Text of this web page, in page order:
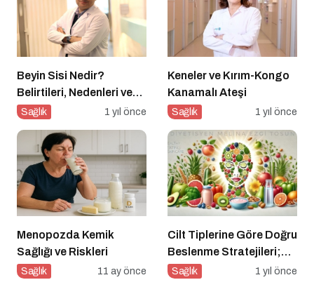
Beyin Sisi Nedir?
Belirtileri, Nedenleri ve
Korunma Yolları
Sağlık 1 yıl önce
Keneler ve Kırım-Kongo
Kanamalı Ateşi
Sağlık 1 yıl önce
Menopozda Kemik
Sağlığı ve Riskleri
Sağlık 11 ay önce
Cilt Tiplerine Göre Doğru
Beslenme Stratejileri;
Genç ve Parlak Cilt İçin
Sağlık 1 yıl önce